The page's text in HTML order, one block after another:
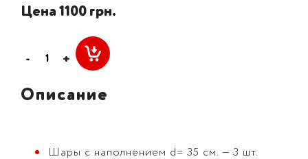
Цена 1100 грн.
- +
Описание
Шары с наполнением d= 35 см. — 3 шт.